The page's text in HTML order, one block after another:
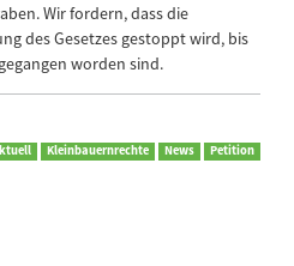
Wir fordern, dass die
des Gesetzes gestoppt wird, bis
worden sind.
Kleinbauernrechte News Petition